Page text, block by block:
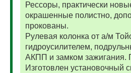
Рессоры, практически
окрашенные полистно,
прокованы.
Рулевая колонка от а/м
гидроусилителем,
АКПП и замком зажигания.
Изготовлен установочный